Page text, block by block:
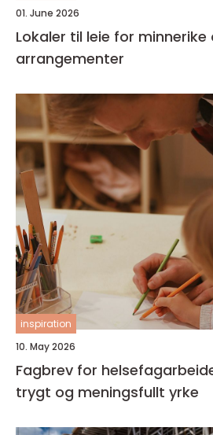
01. June 2026
Lokaler til leie for minnerike
arrangementer
inspiration
10. May 2026
Fagbrev for
trygt og meningsfullt yrke